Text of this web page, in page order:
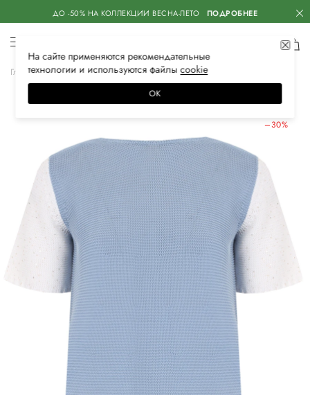
ДО -50% НА КОЛЛЕКЦИИ ВЕСНА-ЛЕТО ПОДРОБНЕЕ
Главная Женская Одежда Трикотаж Свитеры
–30%
На сайте применяются рекомендательные
технологии и используются файлысооkiе
ОК